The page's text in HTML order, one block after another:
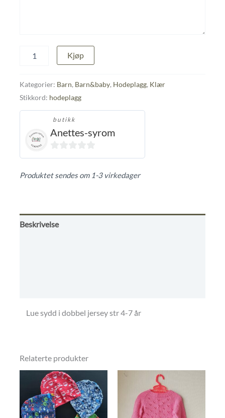
antall
Kjøp
Kategorier: Barn, Barn&baby, Hodeplagg, Klær
Stikkord: hodeplagg
butikk
Anettes-syrom
0
Produktet sendes om 1-3 virkedager
Beskrivelse
Lue sydd i dobbel jersey str 4-7 år
Relaterte produkter